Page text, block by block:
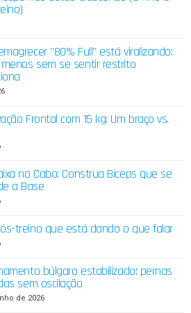
"80% Full" está viralizando:
sem se sentir restrito
Frontal com 15 kg: Um braço vs.
no Cabo: Construa Bíceps que se
a Base
treino que está dando o que falar
búlgaro estabilizado: pernas
sem oscilação
de 2026